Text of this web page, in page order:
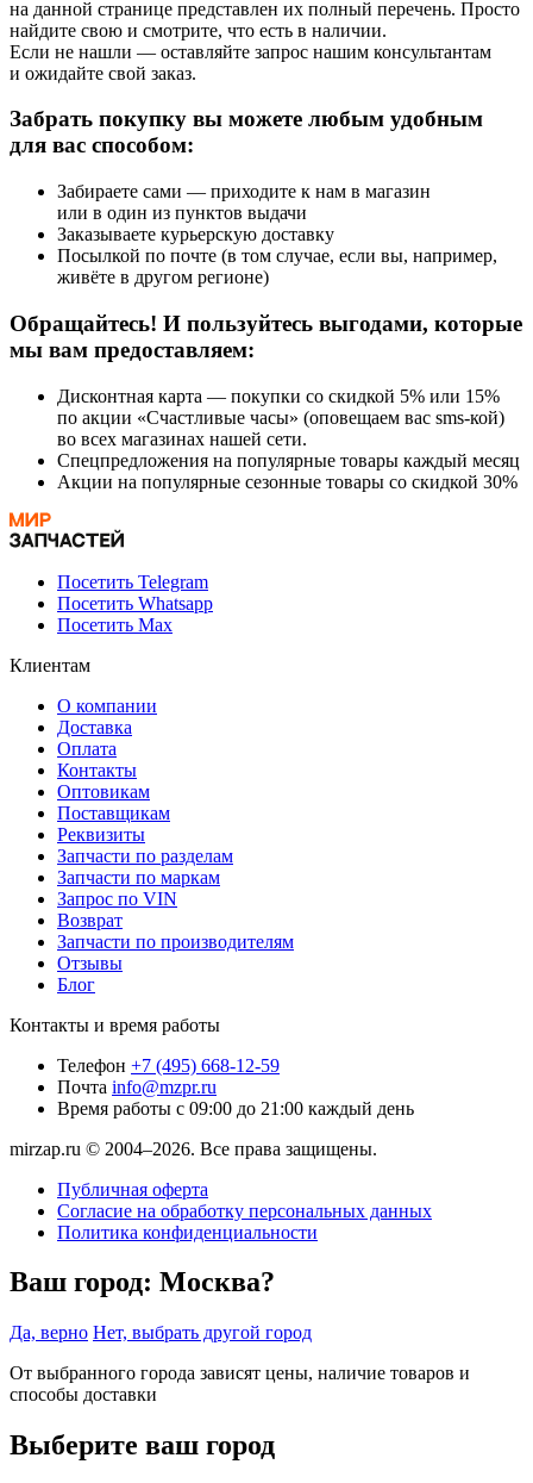
на данной странице представлен их полный перечень. Просто
найдите свою и смотрите, что есть в наличии.
Если не нашли — оставляйте запрос нашим консультантам
и ожидайте свой заказ.
Забрать покупку вы можете любым удобным
для вас способом:
Забираете сами — приходите к нам в магазин
или в один из пунктов выдачи
Заказываете курьерскую доставку
Посылкой по почте (в том случае, если вы, например,
живёте в другом регионе)
Обращайтесь! И пользуйтесь выгодами, которые
мы вам предоставляем:
Дисконтная карта — покупки со скидкой 5% или 15%
по акции «Счастливые часы» (оповещаем вас sms-кой)
во всех магазинах нашей сети.
Спецпредложения на популярные товары каждый месяц
Акции на популярные сезонные товары со скидкой 30%
Посетить Telegram
Посетить Whatsapp
Посетить Max
Клиентам
О компании
Доставка
Оплата
Контакты
Оптовикам
Поставщикам
Реквизиты
Запчасти по разделам
Запчасти по маркам
Запрос по VIN
Возврат
Запчасти по производителям
Отзывы
Блог
Контакты и время работы
Телефон +7 (495) 668-12-59
Почта info@mzpr.ru
Время работы с 09:00 до 21:00 каждый день
mirzap.ru © 2004–2026. Все права защищены.
Публичная оферта
Согласие на обработку персональных данных
Политика конфиденциальности
Ваш город: Москва?
Да, верно Нет, выбрать другой город
От выбранного города зависят цены, наличие товаров и
способы доставки
Выберите ваш город